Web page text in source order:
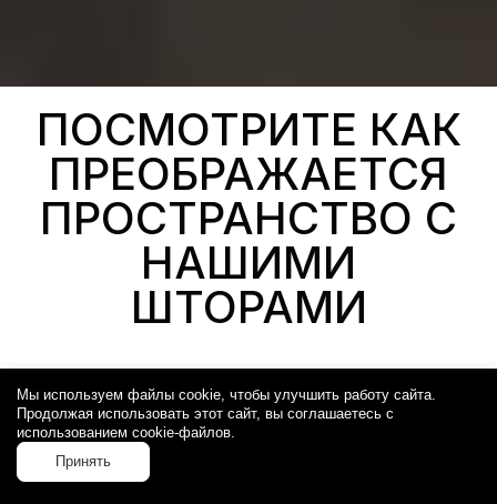
ПОСМОТРИТЕ КАК
ПРЕОБРАЖАЕТСЯ
ПРОСТРАНСТВО С
НАШИМИ
ШТОРАМИ
Мы используем файлы cookie, чтобы улучшить работу сайта.
Продолжая использовать этот сайт, вы соглашаетесь с
использованием cookie-файлов.
Принять